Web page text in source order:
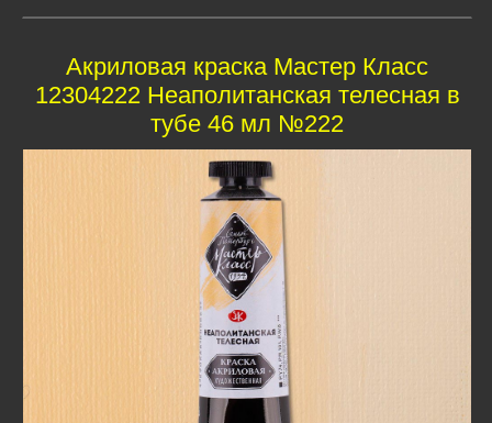
Акриловая краска Мастер Класс
12304222 Неаполитанская телесная в
тубе 46 мл №222